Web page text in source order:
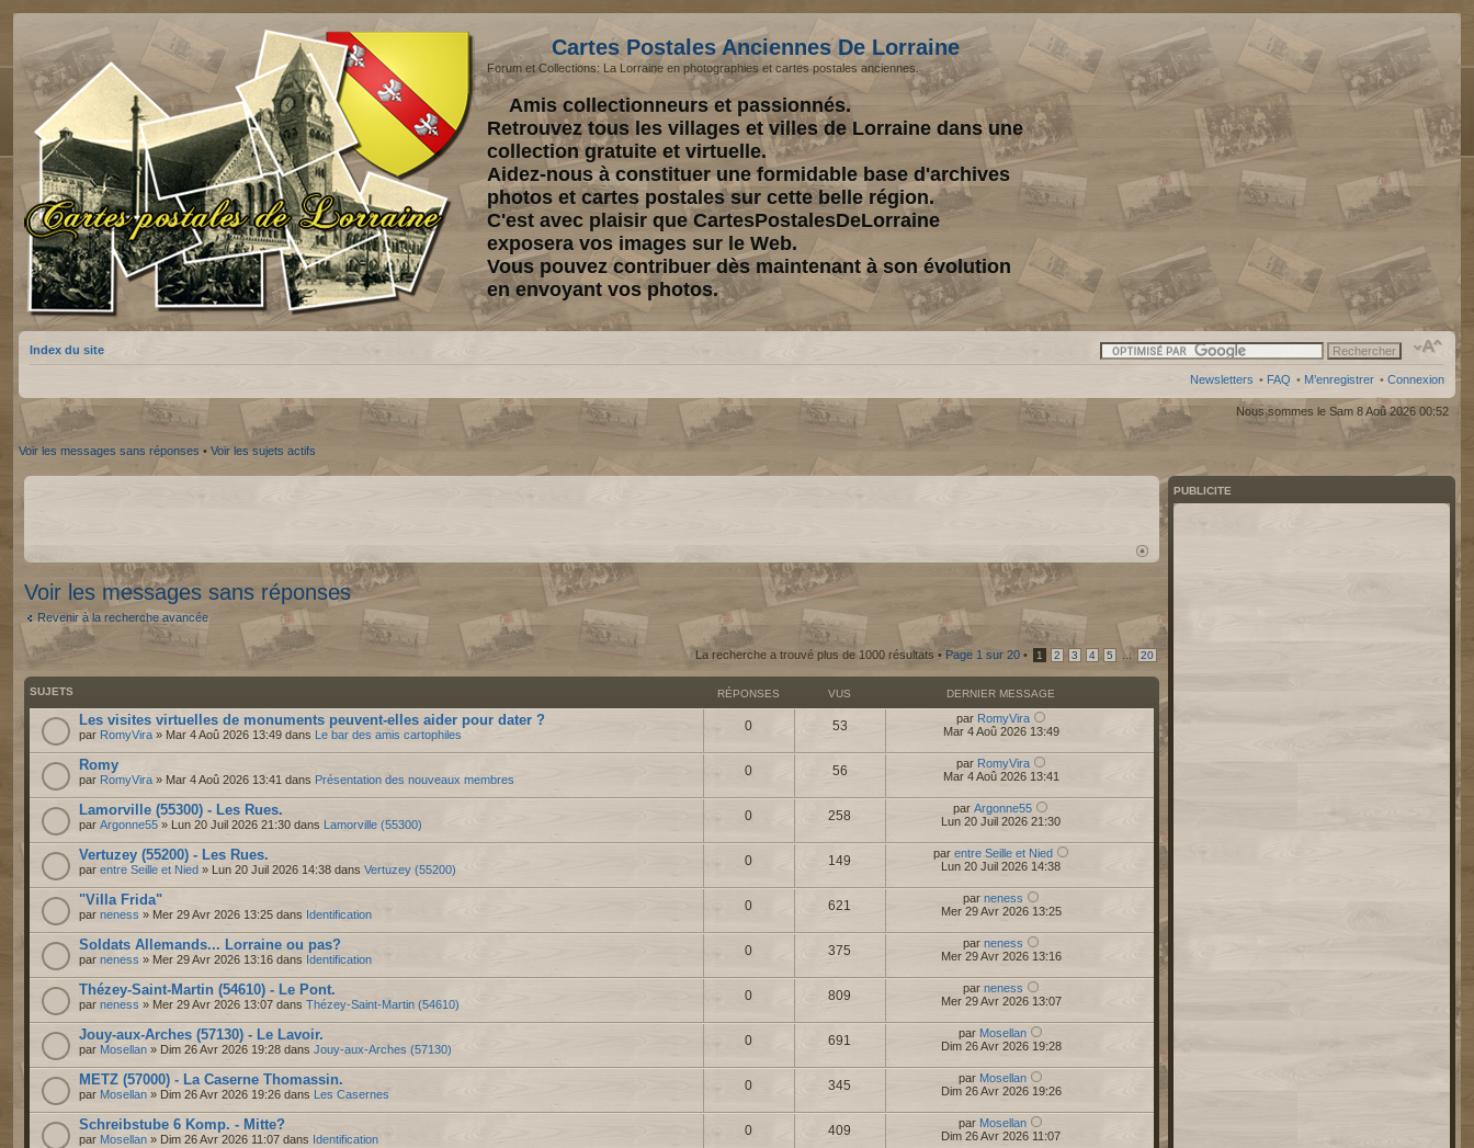
Cartes Postales Anciennes De Lorraine
Forum et Collections: La Lorraine en photographies et cartes postales anciennes.
Amis collectionneurs et passionnés.
Retrouvez tous les villages et villes de Lorraine dans une
collection gratuite et virtuelle.
Aidez-nous à constituer une formidable base d'archives
photos et cartes postales sur cette belle région.
C'est avec plaisir que CartesPostalesDeLorraine
exposera vos images sur le Web.
Vous pouvez contribuer dès maintenant à son évolution
en envoyant vos photos.
Index du site
Newsletters • FAQ • M’enregistrer • Connexion
Nous sommes le Sam 8 Aoû 2026 00:52
Voir les messages sans réponses • Voir les sujets actifs
Voir les messages sans réponses
Revenir à la recherche avancée
La recherche a trouvé plus de 1000 résultats •Page 1 sur 20• 1 2 3 4 5 ... 20
SUJETS RÉPONSES VUS DERNIER MESSAGE
Les visites virtuelles de monuments peuvent-elles aider pour dater ?
par RomyVira » Mar 4 Aoû 2026 13:49 dans Le bar des amis cartophiles
0 53 par RomyVira
Mar 4 Aoû 2026 13:49
Romy
par RomyVira » Mar 4 Aoû 2026 13:41 dans Présentation des nouveaux membres
0 56 par RomyVira
Mar 4 Aoû 2026 13:41
Lamorville (55300) - Les Rues.
par Argonne55 » Lun 20 Juil 2026 21:30 dans Lamorville (55300)
0 258 parArgonne55
Lun 20 Juil 2026 21:30
Vertuzey (55200) - Les Rues.
par entre Seille et Nied » Lun 20 Juil 2026 14:38 dans Vertuzey (55200)
0 149 par entre Seille et Nied
Lun 20 Juil 2026 14:38
"Villa Frida"
par neness » Mer 29 Avr 2026 13:25 dans Identification
0 621 par neness
Mer 29 Avr 2026 13:25
Soldats Allemands... Lorraine ou pas?
par neness » Mer 29 Avr 2026 13:16 dans Identification
0 375 par neness
Mer 29 Avr 2026 13:16
Thézey-Saint-Martin (54610) - Le Pont.
par neness » Mer 29 Avr 2026 13:07 dans Thézey-Saint-Martin (54610)
0 809 par neness
Mer 29 Avr 2026 13:07
Jouy-aux-Arches (57130) - Le Lavoir.
par Mosellan » Dim 26 Avr 2026 19:28 dans Jouy-aux-Arches (57130)
0 691 par Mosellan
Dim 26 Avr 2026 19:28
METZ (57000) - La Caserne Thomassin.
par Mosellan » Dim 26 Avr 2026 19:26 dans Les Casernes
0 345 par Mosellan
Dim 26 Avr 2026 19:26
Schreibstube 6 Komp. - Mitte?
par Mosellan » Dim 26 Avr 2026 11:07 dans Identification
0 409 par Mosellan
Dim 26 Avr 2026 11:07
PUBLICITE